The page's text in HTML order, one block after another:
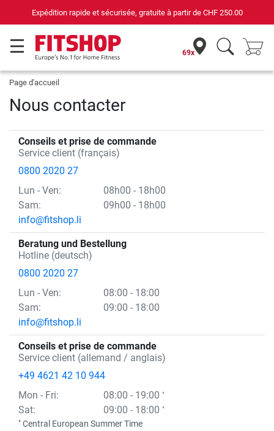
Expédition rapide et sécurisée, gratuite à partir de CHF 250.00
69x
Page d'accueil
Nous contacter
Conseils et prise de commande
Service client (français)
0800 2020 27
Lun - Ven:
08h00 - 18h00
Sam:
09h00 - 18h00
info@fitshop.li
Beratung und Bestellung
Hotline (deutsch)
0800 2020 27
Lun - Ven:
08:00 - 18:00
Sam:
09:00 - 18:00
info@fitshop.li
Conseils et prise de commande
Service client (allemand / anglais)
+49 4621 42 10 944
Mon - Fri: 08:00 - 19:00°
Sat: 09:00 - 18:00°
° Central European Summer Time